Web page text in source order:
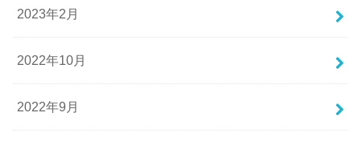
2023年2月
2022年10月
2022年9月